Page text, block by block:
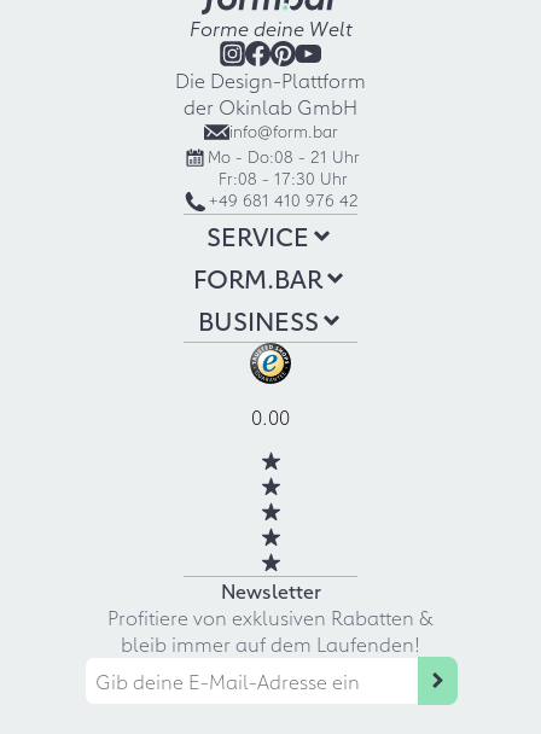
Forme deine Welt
Die Design-Plattform
der Okinlab GmbH
info@form.bar
Mo - Do:08 - 21 Uhr
Fr:08 - 17:30 Uhr
+49 681 410 976 42
SERVICE
FORM.BAR
BUSINESS
0.00
Newsletter
Profitiere von exklusiven Rabatten &
bleib immer auf dem Laufenden!